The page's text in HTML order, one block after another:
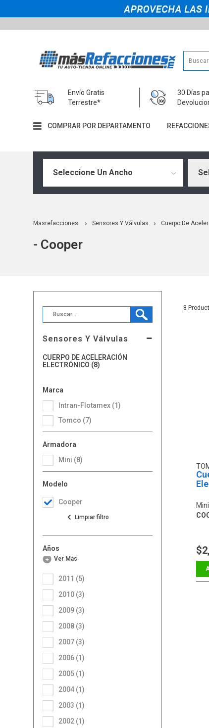
Envío Gratis
Terrestre*
30 Días
COMPRAR POR DEPARTAMENTO
Masrefacciones Sensores Y Válvulas Cuerpo De
- Cooper
Seleccione Un Ancho
Sensores Y Válvulas
CUERPO DE ACELERACIÓN
ELECTRÓNICO (8)
Marca
Intran-Flotamex (1)
Tomco (7)
Armadora
Mini (8)
Modelo
Cooper
Años
2002 (1)
2003 (1)
2004 (1)
2005 (1)
2006 (1)
2007 (3)
2008 (3)
2009 (3)
2010 (3)
2011 (5)
Ver Más
8